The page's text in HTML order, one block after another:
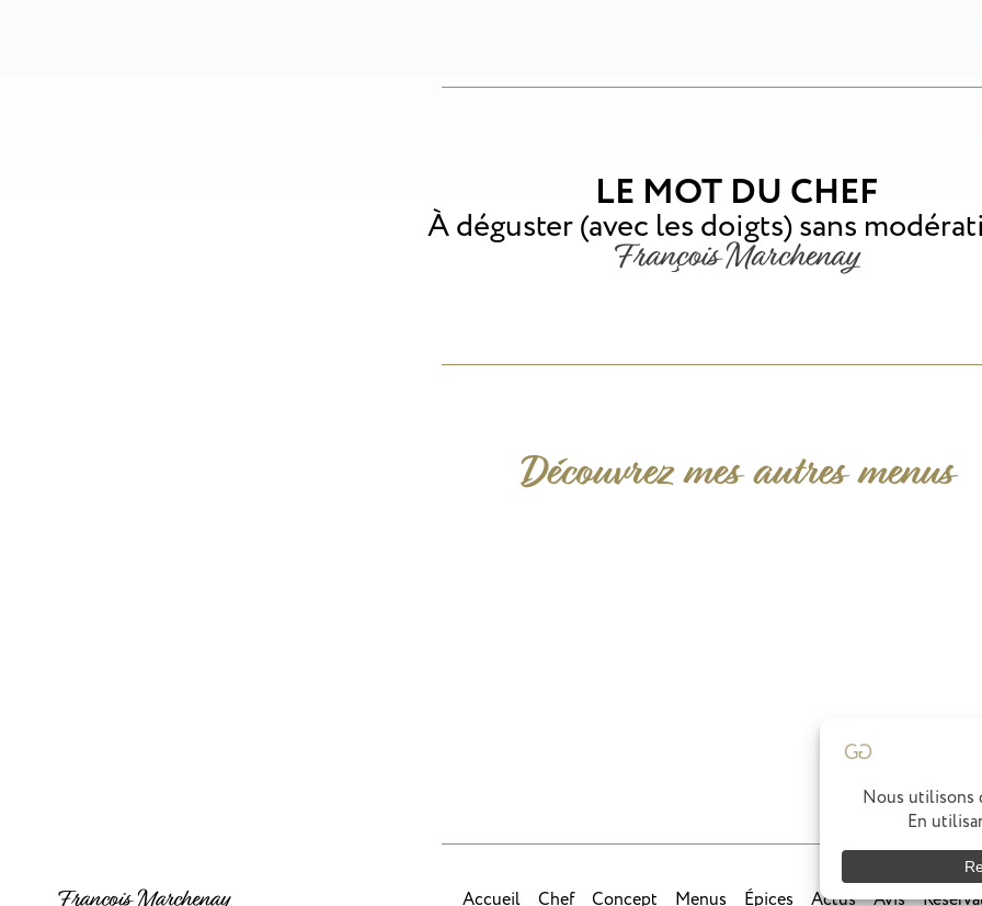
LE MOT DU CHEF
À déguster (avec les doigts) sans
François Marchenay
Découvrez mes autres menus
Accueil Chef Concept Menus Épices Actus Avis